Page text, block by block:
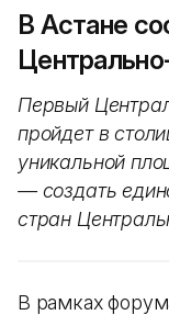
В Астане
Первый
пройдет в
уникальной
— создать
стран
В рамках